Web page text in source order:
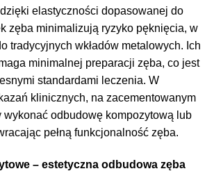
elastyczności dopasowanej do
zęba minimalizują ryzyko pęknięcia, w
tradycyjnych wkładów metalowych. Ich
minimalnej preparacji zęba, co jest
standardami leczenia. W
klinicznych, na zacementowanym
wykonać odbudowę kompozytową lub
pełną funkcjonalność zęba.
– estetyczna odbudowa zęba